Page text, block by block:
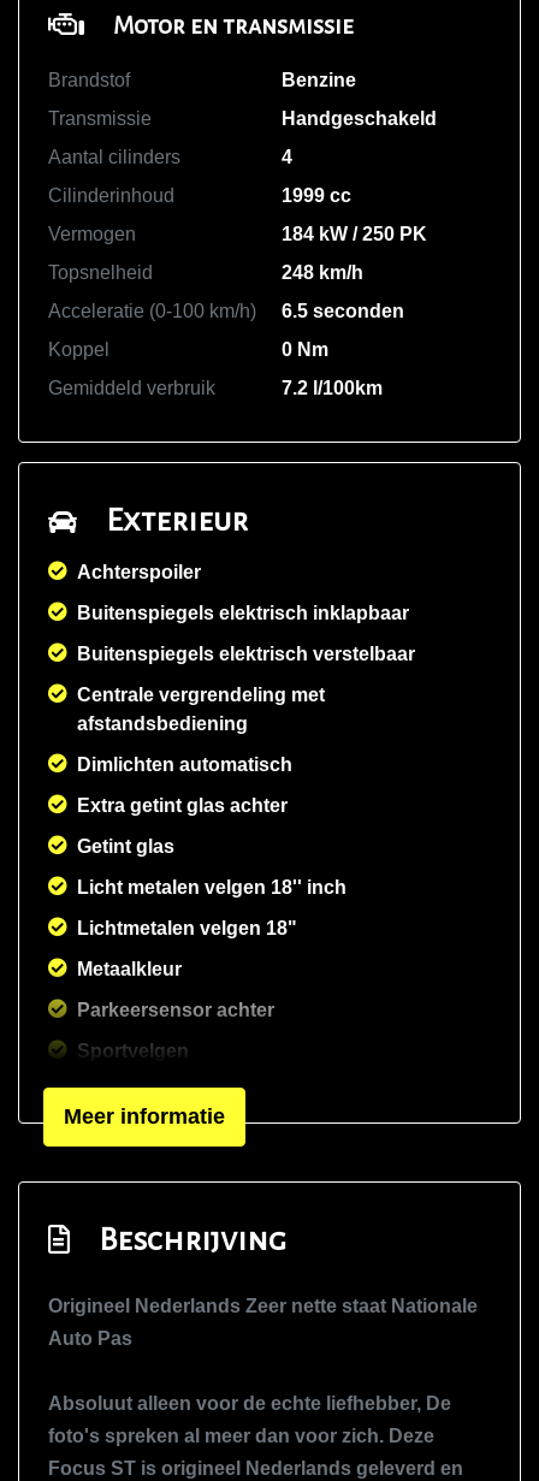
Motor en transmissie
Brandstof
Benzine
Transmissie
Handgeschakeld
Aantal cilinders
4
Cilinderinhoud
1999 cc
Vermogen
184 kW / 250 PK
Topsnelheid
248 km/h
Acceleratie (0-100 km/h)
6.5 seconden
Koppel
0 Nm
Gemiddeld verbruik
7.2 l/100km
Exterieur
Achterspoiler
Buitenspiegels elektrisch inklapbaar
Buitenspiegels elektrisch verstelbaar
Centrale vergrendeling met
afstandsbediening
Dimlichten automatisch
Extra getint glas achter
Getint glas
Licht metalen velgen 18'' inch
Lichtmetalen velgen 18"
Metaalkleur
Parkeersensor achter
Sportvelgen
Verwarmde voorruit
Interieur
Airco automatisch
Binnenspiegel automatisch dimmend
Lederen/stof bekleding
Middenarmsteun voor
Meer informatie
Beschrijving
Origineel Nederlands Zeer nette staat Nationale
Auto Pas
Absoluut alleen voor de echte liefhebber, De
foto's spreken al meer dan voor zich. Deze
Focus ST is origineel Nederlands geleverd en